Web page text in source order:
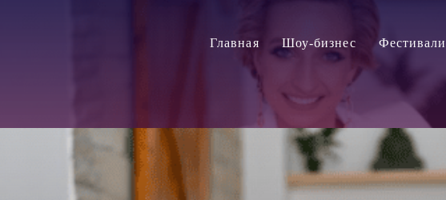
Главная Шоу-бизнес Фестивали